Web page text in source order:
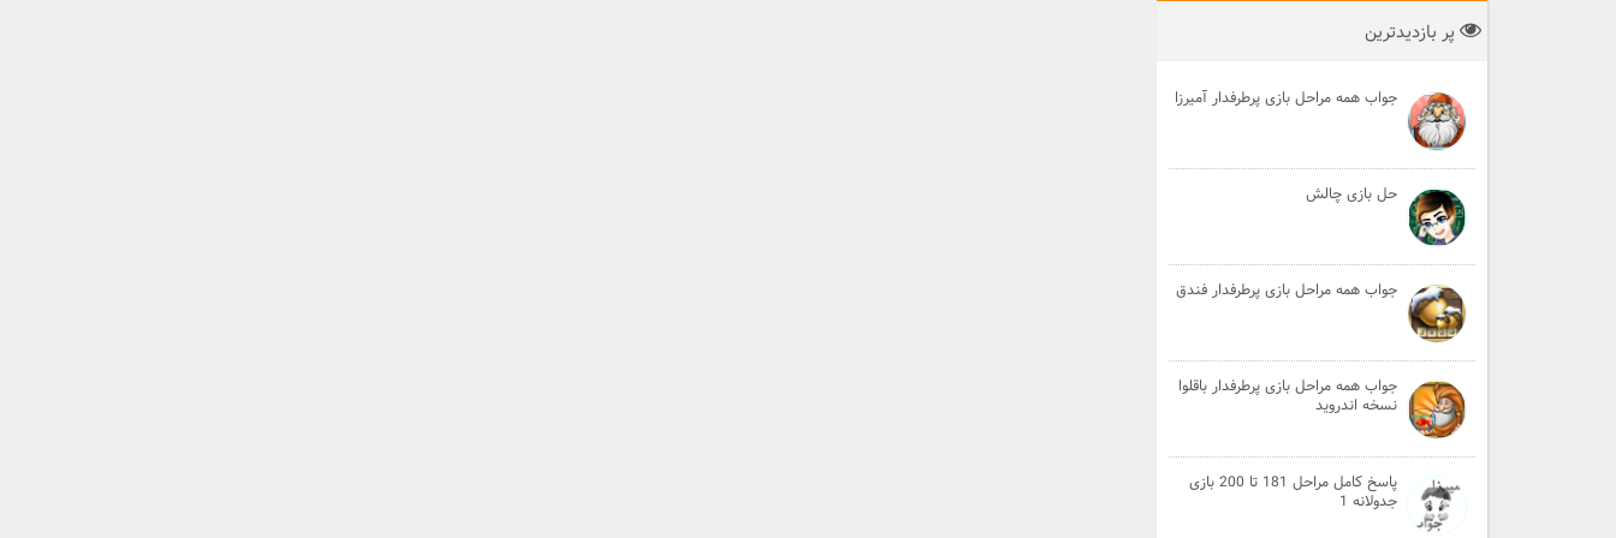
پر بازدیدترین
جواب همه مراحل بازی پرطرفدار آمیرزا
حل بازی چالش
جواب همه مراحل بازی پرطرفدار فندق
جواب همه مراحل بازی پرطرفدار باقلوا
نسخه اندروید
پاسخ کامل مراحل 181 تا 200 بازی
جدولانه 1